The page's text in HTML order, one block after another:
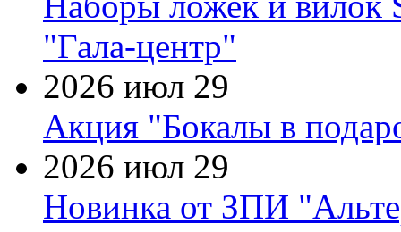
"Гала-центр"
2026 июл 29
Акция "Бокалы в
2026 июл 29
Новинка от ЗПИ